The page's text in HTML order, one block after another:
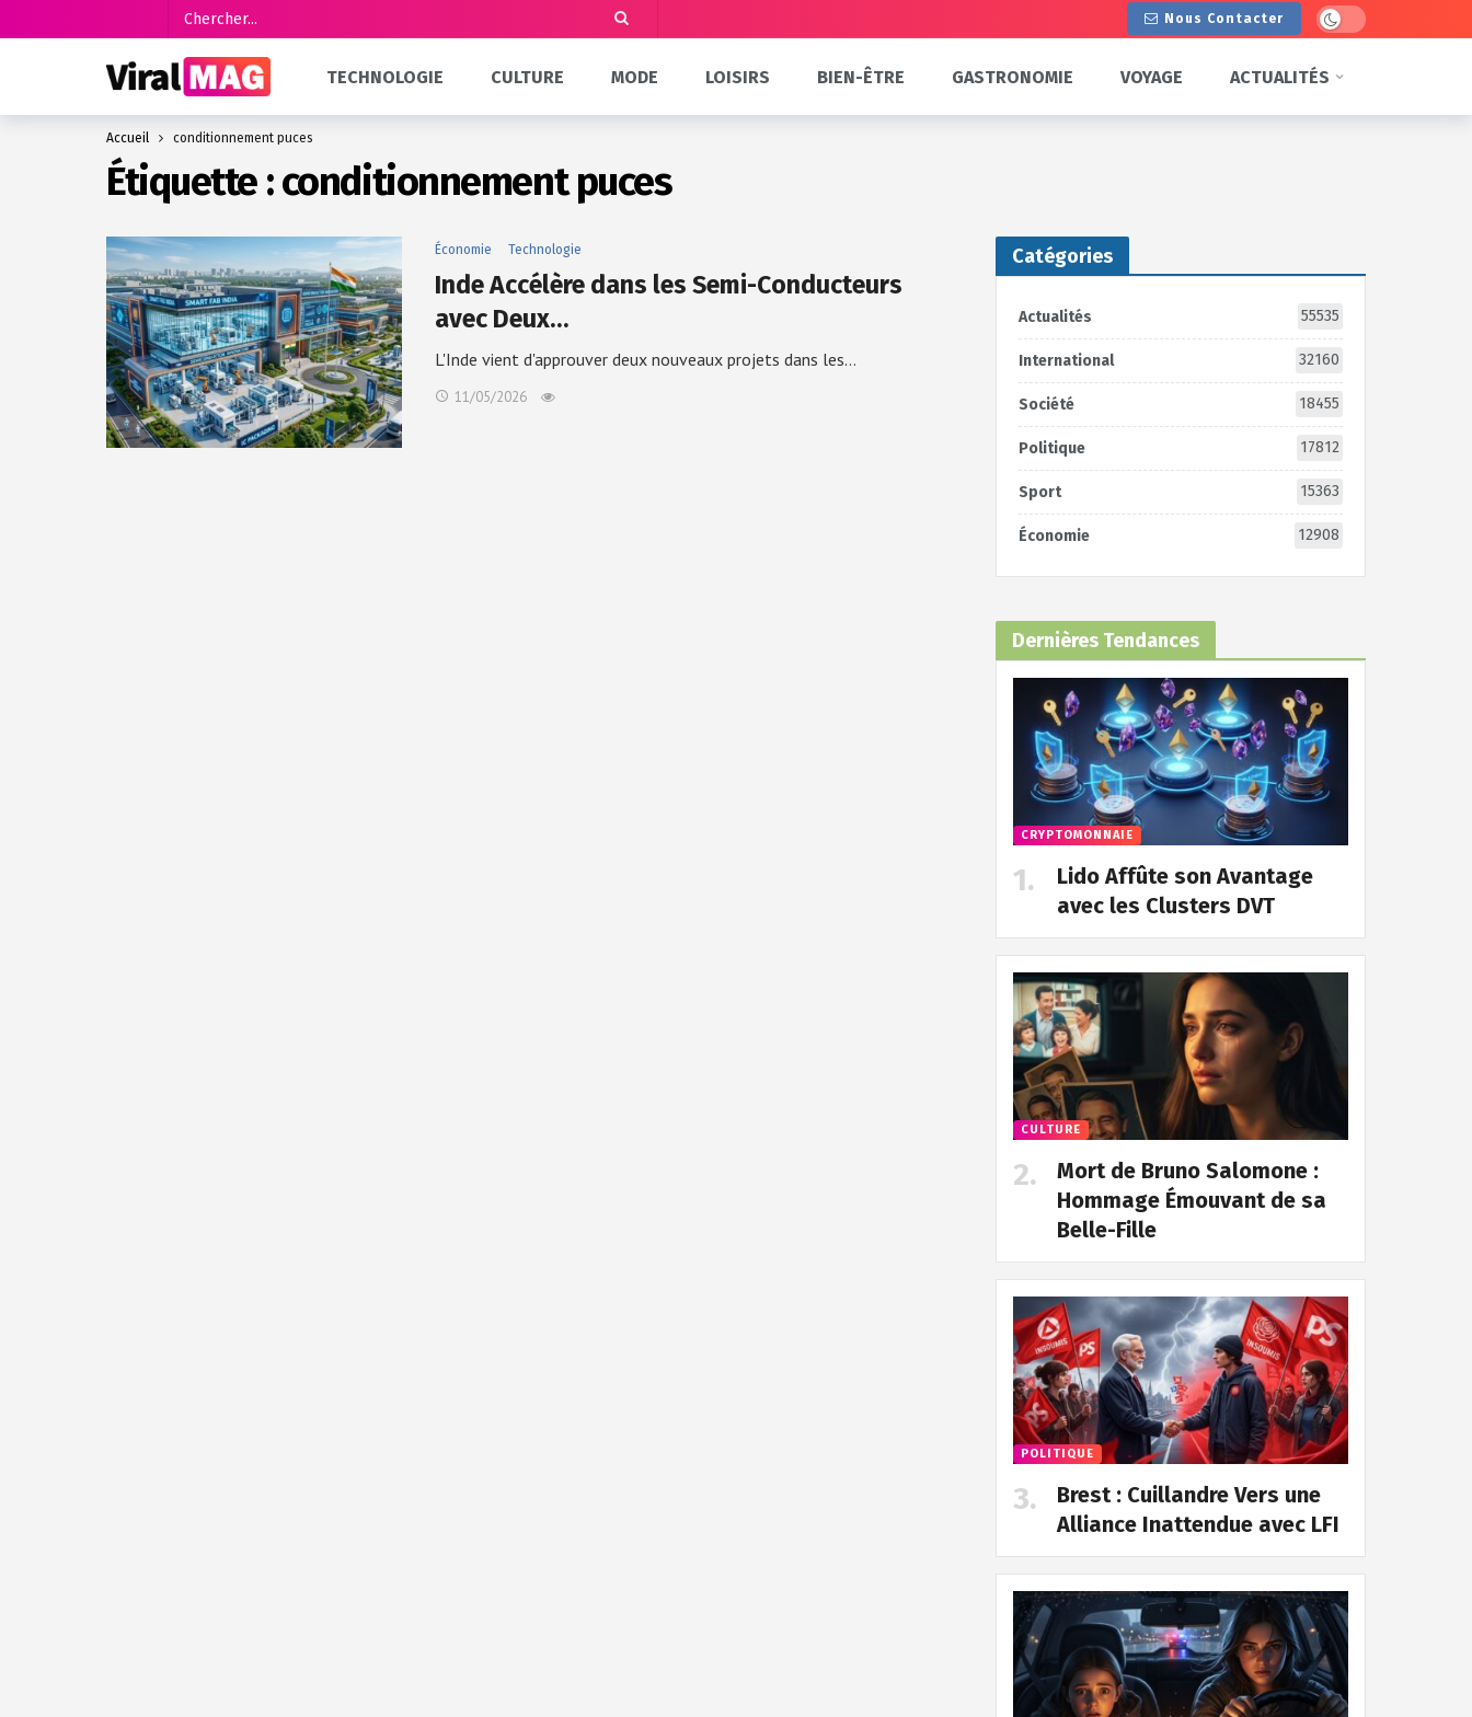
Nous Contacter Dark mode
TECHNOLOGIE CULTURE MODE LOISIRS BIEN-ÊTRE GASTRONOMIE VOYAGE ACTUALITÉS
Accueil conditionnement puces
Étiquette :conditionnement puces
Économie Technologie
Inde Accélère dans les Semi-Conducteurs
avec Deux…
L'Inde vient d'approuver deux nouveaux projets dans les…
11/05/2026
Catégories
Actualités 55535
International 32160
Société 18455
Politique 17812
Sport 15363
Économie 12908
Dernières Tendances
CRYPTOMONNAIE
Lido Affûte son Avantage
avec les Clusters DVT
CULTURE
Mort de Bruno Salomone :
Hommage Émouvant de sa
Belle-Fille
POLITIQUE
Brest : Cuillandre Vers une
Alliance Inattendue avec LFI